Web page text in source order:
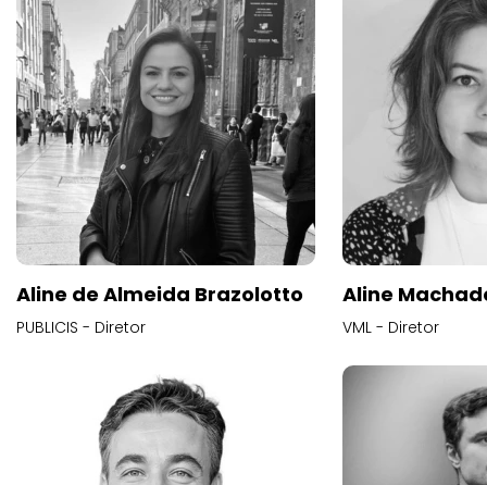
Aline de Almeida Brazolotto
PUBLICIS - Diretor
Aline
VML - Diretor